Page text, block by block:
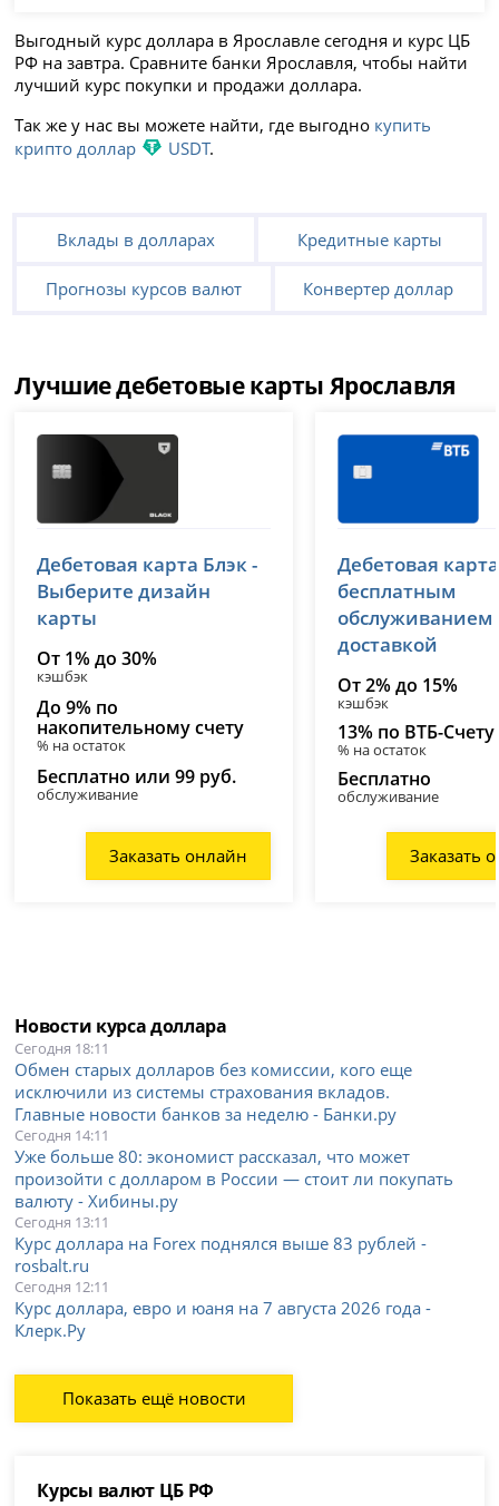
Выгодный курс доллара в Ярославле сегодня и курс ЦБ
РФ на завтра. Сравните банки Ярославля, чтобы найти
лучший курс покупки и продажи доллара.
Так же у нас вы можете найти, где выгодно купить
крипто доллар
USDT.
Вклады в долларах Кредитные карты
Прогнозы курсов валют Конвертер доллар
Лучшие дебетовые карты Ярославля
лицензия № 2673
Дебетовая карта Блэк -
Выберите дизайн
карты
От 1% до 30%
кэшбэк
До 9% по
накопительному счету
% на остаток
Бесплатно или 99 руб.
обслуживание
Заказать онлайн
лицензия № 1000
Дебетовая
бесплатным
обслуживанием
доставкой
От 2% до 15%
кэшбэк
13% по ВТБ-Счету
% на остаток
Бесплатно
обслуживание
Заказать
Новости курса доллара
Сегодня 18:11
Обмен старых долларов без комиссии, кого еще
исключили из системы страхования вкладов.
Главные новости банков за неделю - Банки.ру
Сегодня 14:11
Уже больше 80: экономист рассказал, что может
произойти с долларом в России — стоит ли покупать
валюту - Хибины.ру
Сегодня 13:11
Курс доллара на Forex поднялся выше 83 рублей -
rosbalt.ru
Сегодня 12:11
Курс доллара, евро и юаня на 7 августа 2026 года -
Клерк.Ру
Показать ещё новости
Курсы валют ЦБ РФ